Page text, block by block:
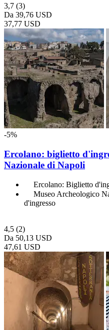
3,7 (3)
Da 39,76 USD
37,77 USD
-5%
Ercolano: biglietto
Nazionale di Napoli
Ercolano: Biglietto
Museo Archeologico
d'ingresso
4,5 (2)
Da 50,13 USD
47,61 USD